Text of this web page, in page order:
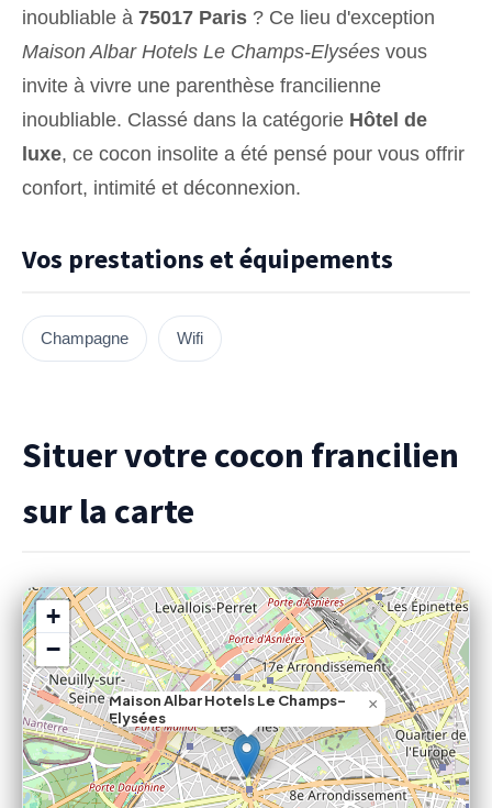
inoubliable à 75017 Paris ? Ce lieu d'exception
Maison Albar Hotels Le Champs-Elysées vous
invite à vivre une parenthèse francilienne
inoubliable. Classé dans la catégorie Hôtel de
luxe, ce cocon insolite a été pensé pour vous offrir
confort, intimité et déconnexion.
Vos prestations et équipements
Champagne Wifi
Situer votre cocon francilien
sur la carte
Maison Albar Hotels Le Champs-
Elysées
×
+
−